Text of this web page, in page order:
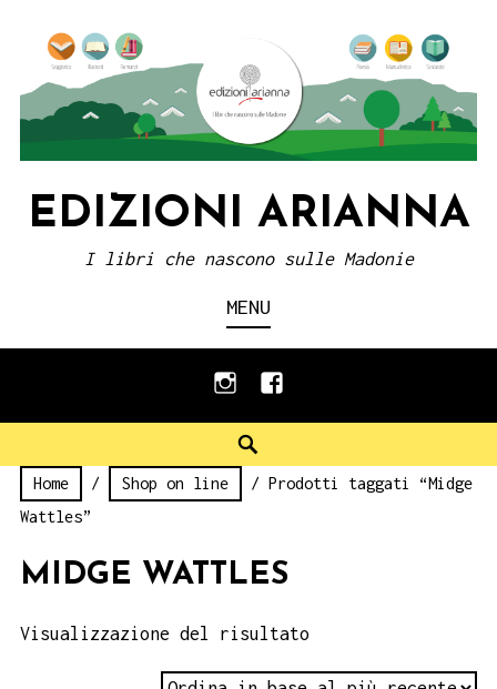
content
EDIZIONI ARIANNA
I libri che nascono sulle Madonie
MENU
instagramfacebook
Home / Shop on line
/ Prodotti taggati “Midge
Wattles”
MIDGE WATTLES
Visualizzazione del risultato